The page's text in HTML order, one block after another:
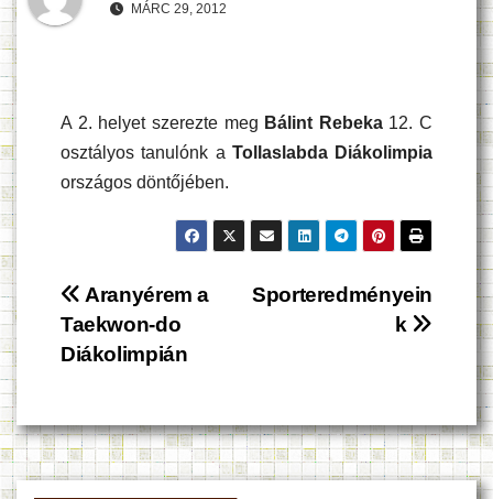
MÁRC 29, 2012
A 2. helyet szerezte meg Bálint Rebeka 12. C
osztályos tanulónk a Tollaslabda Diákolimpia
országos döntőjében.
Bejegyzés
navigáció
Sporteredményein
k
Aranyérem a
Taekwon-do
Diákolimpián